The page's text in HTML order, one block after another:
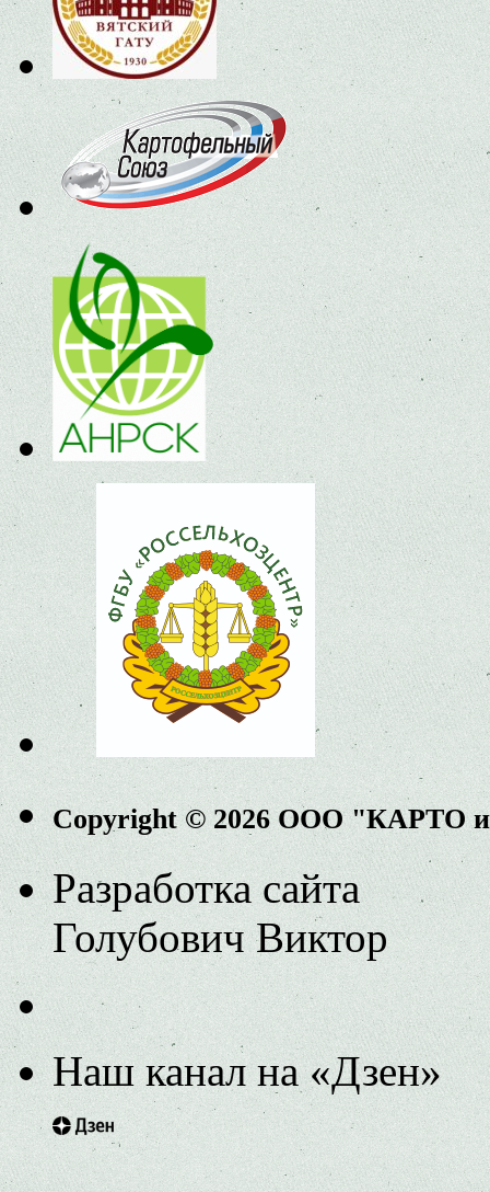
Copyright © 2026 ООО "КАРТО
Разработка сайта
Голубович Виктор
Наш канал на «Дзен»